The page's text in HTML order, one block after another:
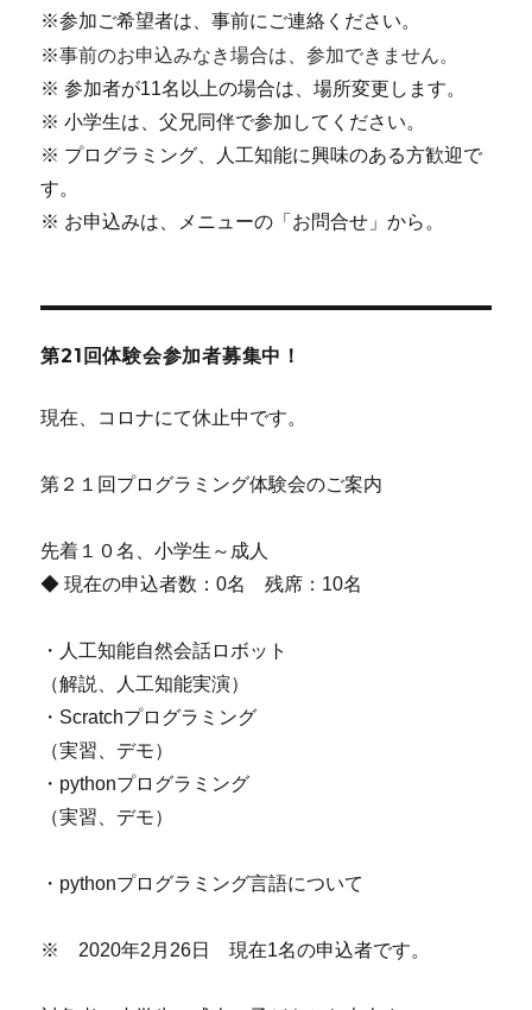
※参加ご希望者は、事前にご連絡ください。
※事前のお申込みなき場合は、参加できません。
※ 参加者が11名以上の場合は、場所変更します。
※ 小学生は、父兄同伴で参加してください。
※ プログラミング、人工知能に興味のある方歓迎で
す。
※ お申込みは、メニューの「お問合せ」から。
第21回体験会参加者募集中！
現在、コロナにて休止中です。
第２１回プログラミング体験会のご案内
先着１０名、小学生～成人
◆ 現在の申込者数：0名 残席：10名
・人工知能自然会話ロボット
（解説、人工知能実演）
・Scratchプログラミング
（実習、デモ）
・pythonプログラミング
（実習、デモ）
・pythonプログラミング言語について
※ 2020年2月26日 現在1名の申込者です。